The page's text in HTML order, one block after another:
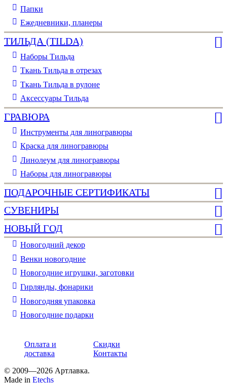
Папки
Ежедневники, планеры
ТИЛЬДА (TILDA)
Наборы Тильда
Ткань Тильда в отрезах
Ткань Тильда в рулоне
Аксессуары Тильда
ГРАВЮРА
Инструменты для линогравюры
Краска для линогравюры
Линолеум для линогравюры
Наборы для линогравюры
ПОДАРОЧНЫЕ СЕРТИФИКАТЫ
СУВЕНИРЫ
НОВЫЙ ГОД
Новогодний декор
Венки новогодние
Новогодние игрушки, заготовки
Гирлянды, фонарики
Новогодняя упаковка
Новогодние подарки
Оплата и
доставка
Скидки
Контакты
© 2009—2026 Артлавка.
Made in Etechs